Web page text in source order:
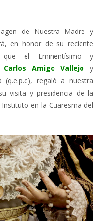
de Nuestra Madre y
en honor de su reciente
que el Eminentísimo y
Carlos Amigo Vallejo y
(q.e.p.d), regaló a nuestra
visita y presidencia de la
en la Cuaresma del